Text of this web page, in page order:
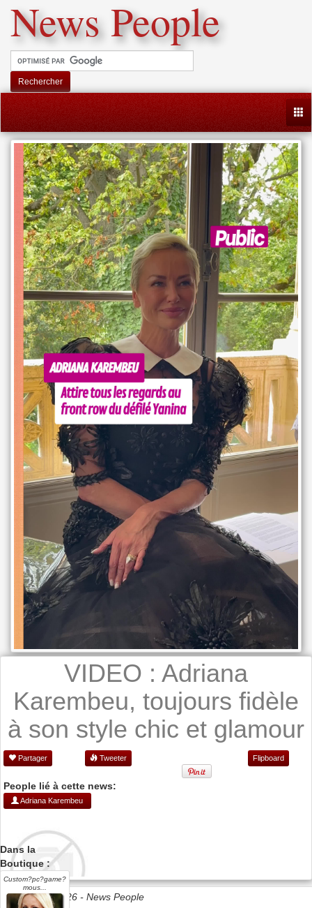
News People
Rechercher
VIDEO : Adriana
Karembeu, toujours fidèle
à son style chic et glamour
Partager Tweeter Flipboard
People lié à cette news:
Adriana Karembeu
Date 07/07/2026 - News People
Dans la
Boutique :
Custom?pc?game?
mous...